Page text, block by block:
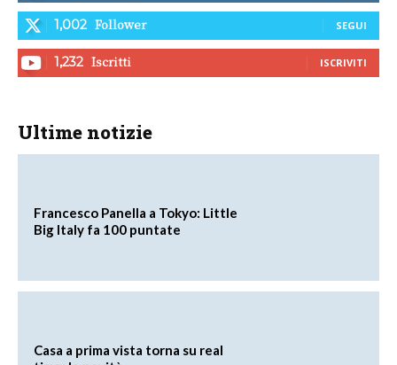
1,002 Follower SEGUI
1,232 Iscritti ISCRIVITI
Ultime notizie
Francesco Panella a Tokyo: Little
Big Italy fa 100 puntate
Casa a prima vista torna su real